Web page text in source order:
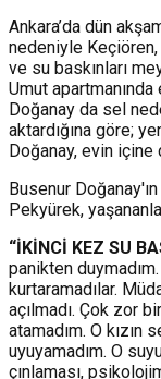
Ankara’da dün
nedeniyle
ve su baskınları
Umut
Doğanay da sel
aktardığına göre;
Doğanay, evin içine
Busenur
Pekyürek,
“İKİNCİ KEZ SU
panikten
kurtaramadılar.
açılmadı. Çok zor
atamadım. O kızın
uyuyamadım. O
çınlaması,